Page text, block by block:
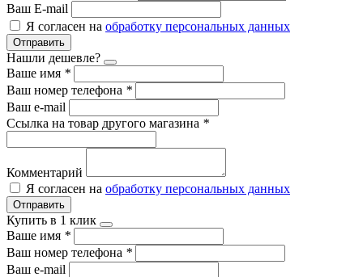
Ваш E-mail
Я согласен на обработку персональных данных
Отправить
Нашли дешевле?
Ваше имя *
Ваш номер телефона *
Ваш e-mail
Ссылка на товар другого магазина *
Комментарий
Я согласен на обработку персональных данных
Отправить
Купить в 1 клик
Ваше имя *
Ваш номер телефона *
Ваш e-mail